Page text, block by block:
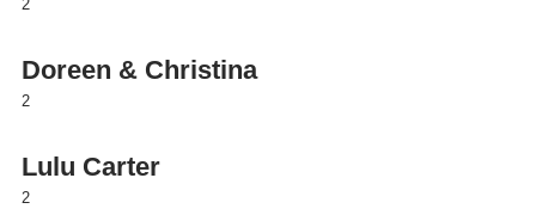
2
Doreen & Christina
2
Lulu Carter
2